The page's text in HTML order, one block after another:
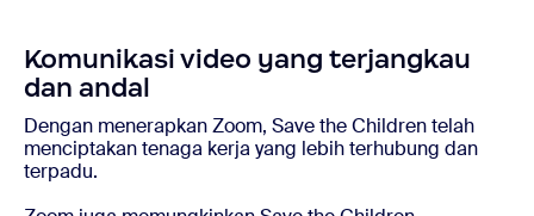
Komunikasi video yang terjangkau
dan andal
Dengan menerapkan Zoom, Save the Children telah
menciptakan tenaga kerja yang lebih terhubung dan
terpadu.